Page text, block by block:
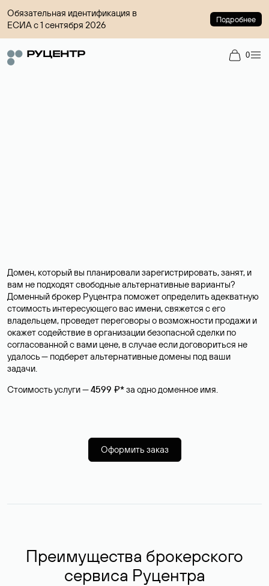
Обязательная идентификация в
ЕСИА с 1 сентября 2026
Подробнее
0
Домен, который вы планировали зарегистрировать, занят, и
вам не подходят свободные альтернативные варианты?
Доменный брокер Руцентра поможет определить адекватную
стоимость интересующего вас имени, свяжется с его
владельцем, проведет переговоры о возможности продажи и
окажет содействие в организации безопасной сделки по
согласованной с вами цене, в случае если договориться не
удалось — подберет альтернативные домены под ваши
задачи.
Стоимость услуги —4599 ₽*за одно доменное имя.
Оформить заказ
Преимущества брокерского
сервиса Руцентра